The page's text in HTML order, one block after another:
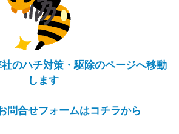
のハチ対策・駆除のページへ移動
します
問合せフォームはコチラから